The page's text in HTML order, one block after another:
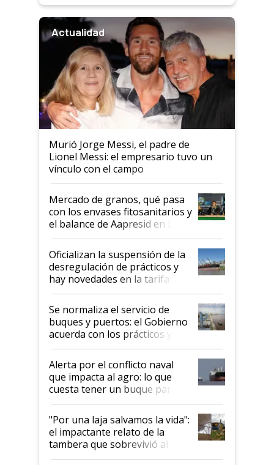
Actualidad
Murió Jorge Messi, el padre de
Lionel Messi: el empresario tuvo un
vínculo con el campo
Mercado de granos, qué pasa
con los envases fitosanitarios y
el balance de Aapresid en La
Posta
Oficializan la suspensión de la
desregulación de prácticos y
hay novedades en la tarifa de
la hidrovía
Se normaliza el servicio de
buques y puertos: el Gobierno
acuerda con los prácticos y
suspende el decreto de
desregulación
Alerta por el conflicto naval
que impacta al agro: lo que
cuesta tener un buque parado
y el peligro de que Argentina
pase a ser "país sucio"
"Por una laja salvamos la vida":
el impactante relato de la
tambera que sobrevivió al
tornado